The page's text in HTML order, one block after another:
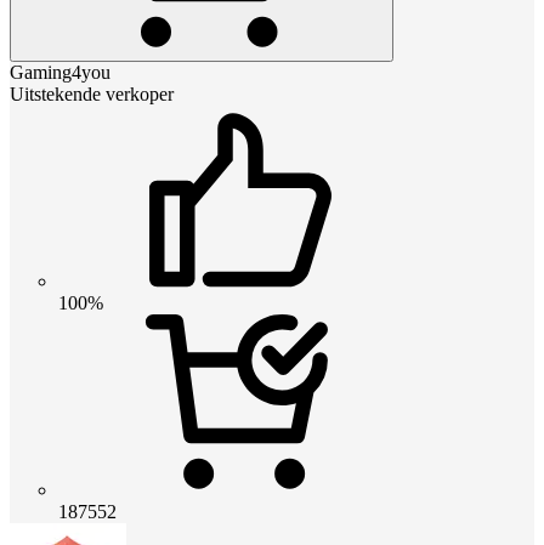
Gaming4you
Uitstekende verkoper
100%
187552